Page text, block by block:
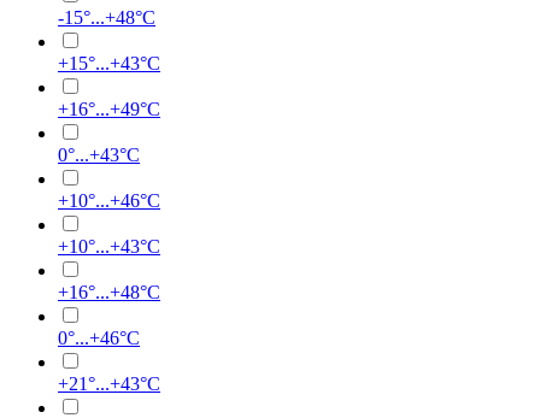
-15°...+48°C
+15°...+43°C
+16°...+49°C
0°...+43°C
+10°...+46°C
+10°...+43°C
+16°...+48°C
0°...+46°C
+21°...+43°C